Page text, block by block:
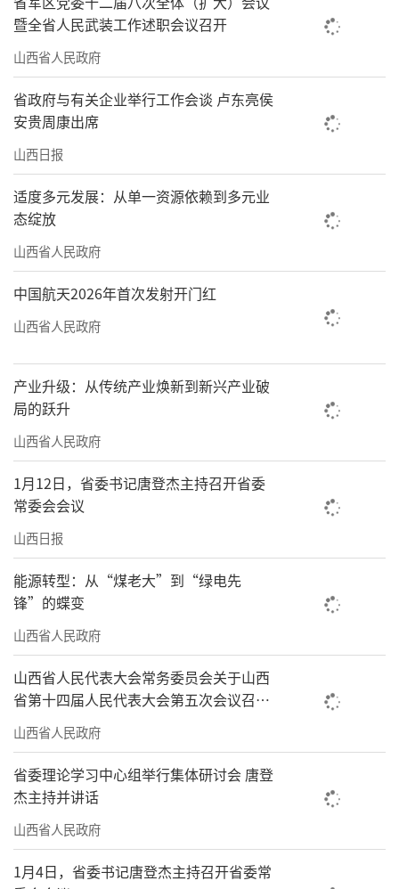
云冈石窟第20窟前，翠松掩映，游人如织。李
暨全省人民武装工作述职会议召开
山西省人民政府
省政府与有关企业举行工作会谈 卢东亮侯
安贵周康出席
山西日报
适度多元发展：从单一资源依赖到多元业
态绽放
山西省人民政府
中国航天2026年首次发射开门红
山西省人民政府
产业升级：从传统产业焕新到新兴产业破
局的跃升
山西省人民政府
1月12日，省委书记唐登杰主持召开省委
常委会会议
山西日报
能源转型：从“煤老大”到“绿电先
锋”的蝶变
山西省人民政府
山西省人民代表大会常务委员会关于山西
省第十四届人民代表大会第五次会议召开
时间的决定
山西省人民政府
省委理论学习中心组举行集体研讨会 唐登
杰主持并讲话
山西省人民政府
1月4日，省委书记唐登杰主持召开省委常